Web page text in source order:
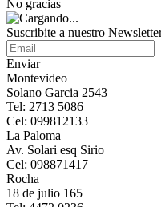
No gracias
Suscribite a nuestro
Enviar
Montevideo
Solano Garcia 2543
Tel: 2713 5086
Cel: 099812133
La Paloma
Av. Solari esq Sirio
Cel: 098871417
Rocha
18 de julio 165